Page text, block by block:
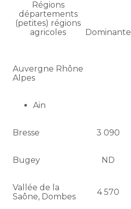
Régions
départements
(petites) régions
agricoles
Dominante
Auvergne Rhône
Alpes
Ain
Bresse 3 090
Bugey ND
Vallée de la
Saône, Dombes
4 570